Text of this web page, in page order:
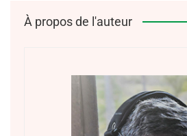
À propos de l'auteur